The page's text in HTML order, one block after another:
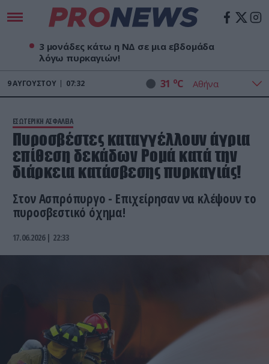
3 μονάδες κάτω η ΝΔ σε μια εβδομάδα
λόγω πυρκαγιών!
9ΑΥΓΟΎΣΤΟΥ 07:32 31 oC
ΕΣΩΤΕΡΙΚΗ ΑΣΦΑΛΕΙΑ
Πυροσβέστες καταγγέλλουν άγρια
επίθεση δεκάδων Ρομά κατά την
διάρκεια κατάσβεσης πυρκαγιάς!
Στον Ασπρόπυργο - Επιχείρησαν να κλέψουν το
πυροσβεστικό όχημα!
17.06.2026 | 22:33